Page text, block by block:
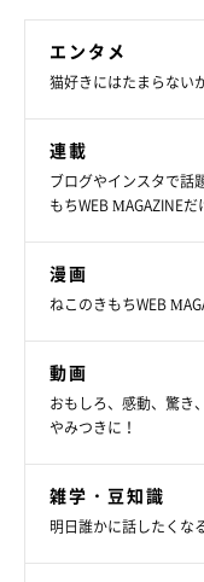
す。
ほかにも、2階から降
た』と報告するように
ンに気づかずにいると
エンタメ
猫好きにはたまらない
連載
ブログやインスタで話
もちWEB MAGAZINEだ
漫画
ねこのきもちWEB
動画
おもしろ、感動、驚
やみつきに！
雑学・豆知識
明日誰かに話したくな